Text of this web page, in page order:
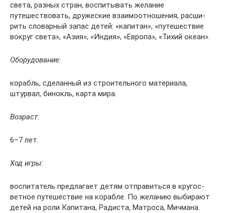
света, разных стран, воспи­ты­вать жела­ние
путешествовать, дружес­кие взаимоотношения, расши­
рить словар­ный запас детей: «капитан», «путешествие
вокруг света», «Азия», «Индия», «Европа», «Тихий океан».
Оборудование:
корабль, сделан­ный из стро­ительного материала,
штурвал, бинокль, карта мира.
Возраст:
6–7 лет.
Ход игры:
воспи­та­тель пред­ла­гает детям отпра­виться в кругос­
вет­ное путе­шес­т­вие на корабле. По жела­нию выби­рают
детей на роли Капитана, Радиста, Матроса, Мичмана.